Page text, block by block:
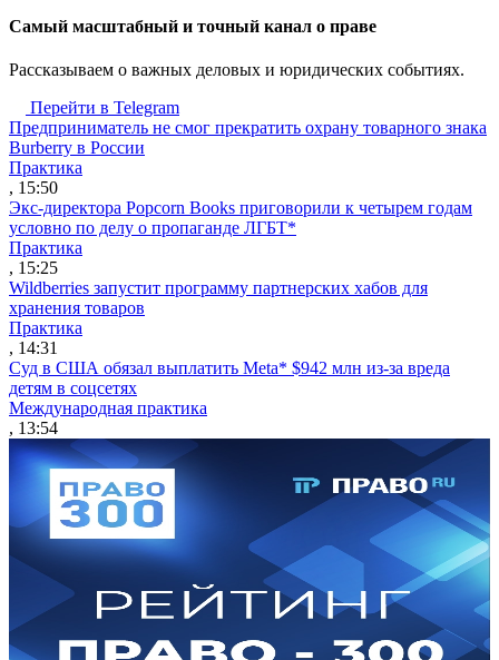
Cамый масштабный и точный канал о праве
Рассказываем о важных деловых и юридических событиях.
Перейти в Telegram
Предприниматель не смог прекратить охрану товарного знака
Burberry в России
Практика
, 15:50
Экс-директора Popcorn Books приговорили к четырем годам
условно по делу о пропаганде ЛГБТ*
Практика
, 15:25
Wildberries запустит программу партнерских хабов для
хранения товаров
Практика
, 14:31
Суд в США обязал выплатить Meta* $942 млн из-за вреда
детям в соцсетях
Международная практика
, 13:54